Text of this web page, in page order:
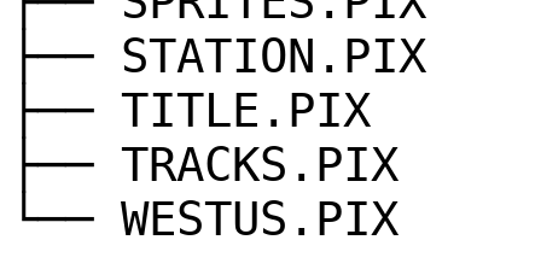
├── STATION.PIX
├── TITLE.PIX
├── TRACKS.PIX
└── WESTUS.PIX